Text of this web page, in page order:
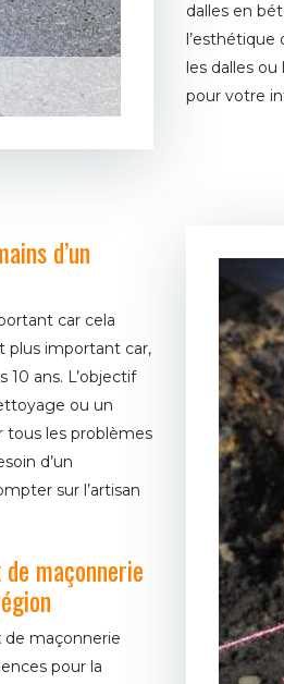
dalles en
l’esthétique
les dalles
pour votre
d’un
car cela
plus important car,
ans. L’objectif
ou un
tous les problèmes
d’un
sur l’artisan
maçonnerie
de maçonnerie
pour la